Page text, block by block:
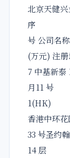
北京天健兴
序
号 公司名
(万元) 注册
7 中基新泰
月11 号
1(HK)
香港中环花
33 号圣约
14 层